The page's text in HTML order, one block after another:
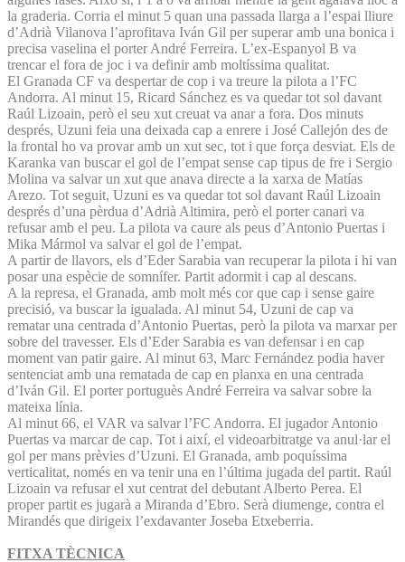
la graderia. Corria el minut 5 quan una passada llarga a l’espai lliure
d’Adrià Vilanova l’aprofitava Iván Gil per superar amb una bonica i
precisa vaselina el porter André Ferreira. L’ex-Espanyol B va
trencar el fora de joc i va definir amb moltíssima qualitat.
El Granada CF va despertar de cop i va treure la pilota a l’FC
Andorra. Al minut 15, Ricard Sánchez es va quedar tot sol davant
Raúl Lizoain, però el seu xut creuat va anar a fora. Dos minuts
després, Uzuni feia una deixada cap a enrere i José Callejón des de
la frontal ho va provar amb un xut sec, tot i que força desviat. Els de
Karanka van buscar el gol de l’empat sense cap tipus de fre i Sergio
Molina va salvar un xut que anava directe a la xarxa de Matías
Arezo. Tot seguit, Uzuni es va quedar tot sol davant Raúl Lizoain
després d’una pèrdua d’Adrià Altimira, però el porter canari va
refusar amb el peu. La pilota va caure als peus d’Antonio Puertas i
Mika Mármol va salvar el gol de l’empat.
A partir de llavors, els d’Eder Sarabia van recuperar la pilota i hi van
posar una espècie de somnífer. Partit adormit i cap al descans.
A la represa, el Granada, amb molt més cor que cap i sense gaire
precisió, va buscar la igualada. Al minut 54, Uzuni de cap va
rematar una centrada d’Antonio Puertas, però la pilota va marxar per
sobre del travesser. Els d’Eder Sarabia es van defensar i en cap
moment van patir gaire. Al minut 63, Marc Fernández podia haver
sentenciat amb una rematada de cap en planxa en una centrada
d’Iván Gil. El porter portuguès André Ferreira va salvar sobre la
mateixa línia.
Al minut 66, el VAR va salvar l’FC Andorra. El jugador Antonio
Puertas va marcar de cap. Tot i així, el videoarbitratge va anul·lar el
gol per mans prèvies d’Uzuni. El Granada, amb poquíssima
verticalitat, només en va tenir una en l’última jugada del partit. Raúl
Lizoain va refusar el xut centrat del debutant Alberto Perea. El
proper partit es jugarà a Miranda d’Ebro. Serà diumenge, contra el
Mirandés que dirigeix l’exdavanter Joseba Etxeberria.
FITXA TÈCNICA